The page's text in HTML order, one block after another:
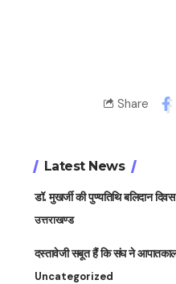
Share
Latest News
डॉ. मुखर्जी की पुण्यतिथि बलिदान
उत्तराखण्ड
दस्तावेजी सबूत हैं कि संघ ने आपातकाल
Uncategorized